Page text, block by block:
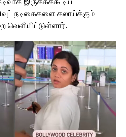
நடிகைகளை கலாய்க்கும்
வெளியிட்டுள்ளார்.